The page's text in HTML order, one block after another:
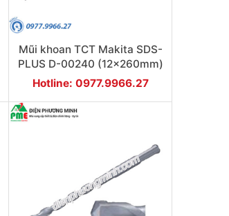
Mũi khoan TCT Makita SDS-
PLUS D-00240 (12x260mm)
Hotline: 0977.9966.27